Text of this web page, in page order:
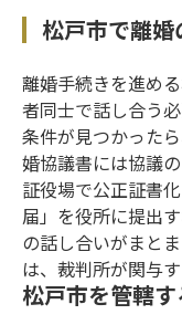
松戸市で離
離婚手続きを進め
者同士で話し合う
条件が見つかった
婚協議書には協議
証役場で公正証書
届」を役所に提出
の話し合いがまと
は、裁判所が関与
松戸市を管轄